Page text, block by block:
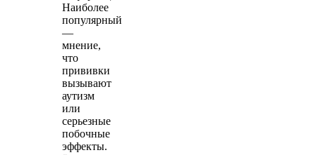
Наиболее
популярный
—
мнение,
что
прививки
вызывают
аутизм
или
серьезные
побочные
эффекты.